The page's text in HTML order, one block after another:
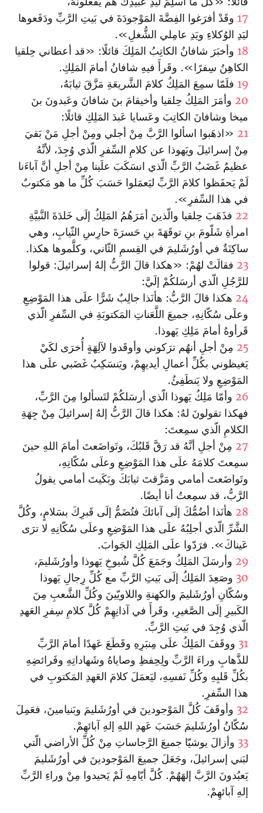
17 وقَدْ أفرَغوا الفِضَّةَ المَوْجودَةَ في بَيتِ الرَّبِّ ودَفَعوها
ليَدِ الوُكلاءِ ويَدِ عامِلي الشُّغلِ».
18 وأخبَرَ شافانُ الكاتِبُ المَلِكَ قائلًا: «قد أعطاني حِلقيا
الكاهِنُ سِفرًا». وقَرأَ فيهِ شافانُ أمامَ المَلِكِ.
19 فلَمّا سمِعَ المَلِكُ كلامَ الشَّريعَةِ مَزَّقَ ثيابَهُ،
20 وأمَرَ المَلِكُ حِلقيا وأخيقامَ بنَ شافانَ وعَبدونَ بنَ
ميخا وشافانَ الكاتِبَ وعَسايا عَبدَ المَلِكِ قائلًا:
21 «اذهَبوا اسألوا الرَّبَّ مِنْ أجلي ومِنْ أجلِ مَنْ بَقيَ
مِنْ إسرائيلَ ويَهوذا عن كلامِ السِّفرِ الّذي وُجِدَ، لأنَّهُ
عظيمٌ غَضَبُ الرَّبِّ الّذي انسَكَبَ علَينا مِنْ أجلِ أنَّ آباءَنا
لَمْ يَحفَظوا كلامَ الرَّبِّ ليَعمَلوا حَسَبَ كُلِّ ما هو مَكتوبٌ
في هذا السِّفرِ».
22 فذَهَبَ حِلقيا والّذينَ أمَرَهُمُ المَلِكُ إلَى خَلدَةَ النَّبيَّةِ
امرأةِ شَلّومَ بنِ توقَهَةَ بنِ حَسرَةَ حارِسِ الثّيابِ، وهي
ساكِنَةٌ في أورُشَليمَ في القِسمِ الثّاني، وكلَّموها هكذا.
23 فقالَتْ لهُمْ: «هكذا قالَ الرَّبُّ إلهُ إسرائيلَ: قولوا
للرَّجُلِ الّذي أرسَلكُمْ إلَيَّ:
24 هكذا قالَ الرَّبُّ: هأنَذا جالِبٌ شَرًّا علَى هذا المَوْضِعِ
وعلَى سُكّانِهِ، جميعَ اللَّعَناتِ المَكتوبَةِ في السِّفرِ الّذي
قَرأوهُ أمامَ مَلِكِ يَهوذا.
25 مِنْ أجلِ أنهُم ترَكوني وأوقَدوا لآلِهَةٍ أُخرَى لكَيْ
يَغيظوني بكُلِّ أعمالِ أيديهِمْ، ويَنسَكِبُ غَضَبي علَى هذا
المَوْضِعِ ولا يَنطَفِئُ.
26 وأمّا مَلِكُ يَهوذا الّذي أرسَلكُمْ لتَسألوا مِنَ الرَّبِّ،
فهكذا تقولونَ لهُ: هكذا قالَ الرَّبُّ إلهُ إسرائيلَ مِنْ جِهَةِ
الكلامِ الّذي سمِعتَ:
27 مِنْ أجلِ أنَّهُ قد رَقَّ قَلبُكَ، وتَواضَعتَ أمامَ اللهِ حينَ
سمِعتَ كلامَهُ علَى هذا المَوْضِعِ وعلَى سُكّانِهِ،
وتَواضَعتَ أمامي ومَزَّقتَ ثيابَكَ وبَكَيتَ أمامي يقولُ
الرَّبُّ، قد سمِعتُ أنا أيضًا.
28 هأنَذا أضُمُّكَ إلَى آبائكَ فتُضَمُّ إلَى قَبرِكَ بسَلامٍ، وكُلَّ
الشَّرِّ الّذي أجلِبُهُ علَى هذا المَوْضِعِ وعلَى سُكّانِهِ لا ترَى
عَيناكَ». فرَدّوا علَى المَلِكِ الجَوابَ.
29 وأرسَلَ المَلِكُ وجَمَعَ كُلَّ شُيوخِ يَهوذا وأورُشَليمَ،
30 وصَعِدَ المَلِكُ إلَى بَيتِ الرَّبِّ مع كُلِّ رِجالِ يَهوذا
وسُكّانِ أورُشَليمَ والكهنةِ واللاويّينَ وكُلِّ الشَّعبِ مِنَ
الكَبيرِ إلَى الصَّغيرِ، وقَرأَ في آذانِهِمْ كُلَّ كلامِ سِفرِ العَهدِ
الّذي وُجِدَ في بَيتِ الرَّبِّ.
31 ووقَفَ المَلِكُ علَى مِنبَرِهِ وقَطَعَ عَهدًا أمامَ الرَّبِّ
للذَّهابِ وراءَ الرَّبِّ ولِحِفظِ وصاياهُ وشَهاداتِهِ وفَرائضِهِ
بكُلِّ قَلبِهِ وكُلِّ نَفسِهِ، ليَعمَلَ كلامَ العَهدِ المَكتوبِ في
هذا السِّفرِ.
32 وأوقَفَ كُلَّ المَوْجودينَ في أورُشَليمَ وبَنيامينَ، فعَمِلَ
سُكّانُ أورُشَليمَ حَسَبَ عَهدِ اللهِ إلهِ آبائهِمْ.
33 وأزالَ يوشيّا جميعَ الرَّجاساتِ مِنْ كُلِّ الأراضي الّتي
لبَني إسرائيلَ، وجَعَلَ جميعَ المَوْجودينَ في أورُشَليمَ
يَعبُدونَ الرَّبَّ إلهَهُمْ. كُلَّ أيّامِهِ لَمْ يَحيدوا مِنْ وراءِ الرَّبِّ
إلهِ آبائهِمْ.